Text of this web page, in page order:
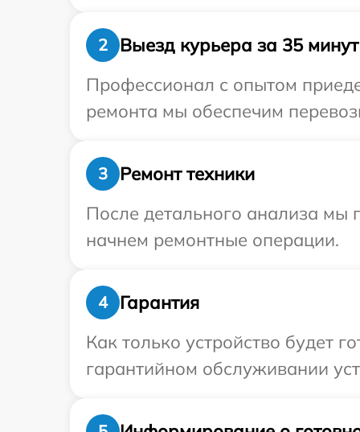
2
Выезд курьера за 35 минут
Профессионал с опытом
ремонта мы обеспечим
3
Ремонт техники
После детального анализа мы
начнем ремонтные операции.
4
Гарантия
Как только устройство будет
гарантийном обслуживании